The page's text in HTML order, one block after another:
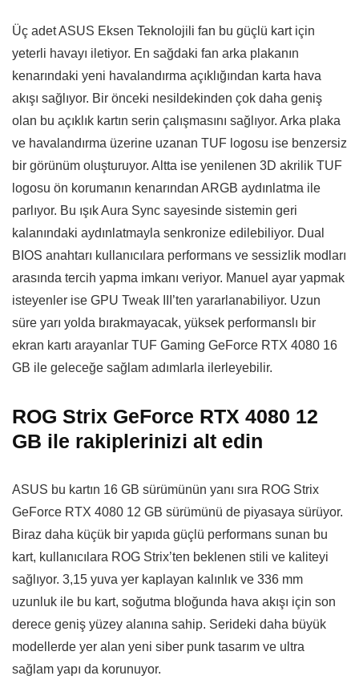
Üç adet ASUS Eksen Teknolojili fan bu güçlü kart için
yeterli havayı iletiyor. En sağdaki fan arka plakanın
kenarındaki yeni havalandırma açıklığından karta hava
akışı sağlıyor. Bir önceki nesildekinden çok daha geniş
olan bu açıklık kartın serin çalışmasını sağlıyor. Arka plaka
ve havalandırma üzerine uzanan TUF logosu ise benzersiz
bir görünüm oluşturuyor. Altta ise yenilenen 3D akrilik TUF
logosu ön korumanın kenarından ARGB aydınlatma ile
parlıyor. Bu ışık Aura Sync sayesinde sistemin geri
kalanındaki aydınlatmayla senkronize edilebiliyor. Dual
BIOS anahtarı kullanıcılara performans ve sessizlik modları
arasında tercih yapma imkanı veriyor. Manuel ayar yapmak
isteyenler ise GPU Tweak III’ten yararlanabiliyor. Uzun
süre yarı yolda bırakmayacak, yüksek performanslı bir
ekran kartı arayanlar TUF Gaming GeForce RTX 4080 16
GB ile geleceğe sağlam adımlarla ilerleyebilir.
ROG Strix GeForce RTX 4080 12
GB ile rakiplerinizi alt edin
ASUS bu kartın 16 GB sürümünün yanı sıra ROG Strix
GeForce RTX 4080 12 GB sürümünü de piyasaya sürüyor.
Biraz daha küçük bir yapıda güçlü performans sunan bu
kart, kullanıcılara ROG Strix’ten beklenen stili ve kaliteyi
sağlıyor. 3,15 yuva yer kaplayan kalınlık ve 336 mm
uzunluk ile bu kart, soğutma bloğunda hava akışı için son
derece geniş yüzey alanına sahip. Serideki daha büyük
modellerde yer alan yeni siber punk tasarım ve ultra
sağlam yapı da korunuyor.